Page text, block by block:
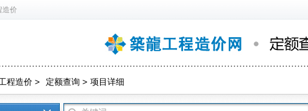
造价
程造价 > 定额查询 > 项目详细